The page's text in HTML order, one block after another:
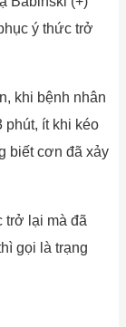
ý thức trở
khi bệnh nhân
phút, ít khi kéo
biết cơn đã xảy
trở lại mà đã
gọi là trạng